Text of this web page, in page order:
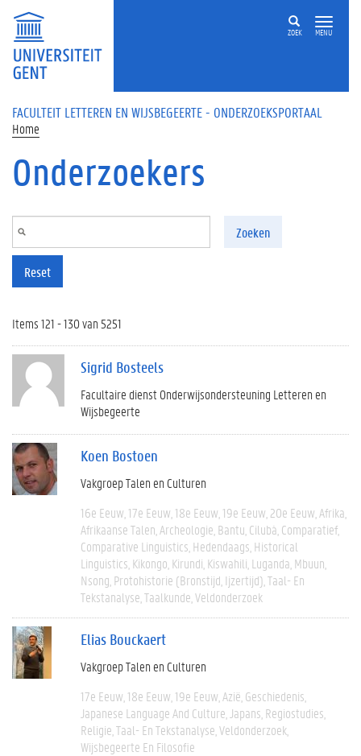
Overslaan en naar de inhoud gaan
ZOEK MENU
FACULTEIT LETTEREN EN WIJSBEGEERTE - ONDERZOEKSPORTAAL
Home
Onderzoekers
Zoeken
Reset
Items 121 - 130 van 5251
Sigrid Bosteels
Facultaire dienst Onderwijsondersteuning Letteren en
Wijsbegeerte
Koen Bostoen
Vakgroep Talen en Culturen
16e Eeuw 17e Eeuw 18e Eeuw 19e Eeuw 20e Eeuw Afrika
Afrikaanse Talen Archeologie Bantu Cilubà Comparatief
Comparative Linguistics Hedendaags Historical
Linguistics Kikongo Kirundi Kiswahili Luganda Mbuun
Nsong Protohistorie (bronstijd, Ijzertijd) Taal- En
Tekstanalyse Taalkunde Veldonderzoek
Elias Bouckaert
Vakgroep Talen en Culturen
17e Eeuw 18e Eeuw 19e Eeuw Azië Geschiedenis
Japanese Language And Culture Japans Regiostudies
Religie Taal- En Tekstanalyse Veldonderzoek
Wijsbegeerte En Filosofie